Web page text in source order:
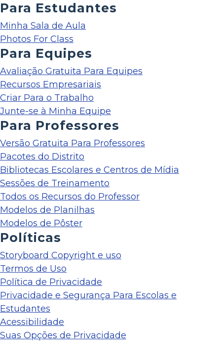
Para Estudantes
Minha Sala de Aula
Photos For Class
Para Equipes
Avaliação Gratuita Para Equipes
Recursos Empresariais
Criar Para o Trabalho
Junte-se à Minha Equipe
Para Professores
Versão Gratuita Para Professores
Pacotes do Distrito
Bibliotecas Escolares e Centros de Mídia
Sessões de Treinamento
Todos os Recursos do Professor
Modelos de Planilhas
Modelos de Pôster
Políticas
Storyboard Copyright e uso
Termos de Uso
Política de Privacidade
Privacidade e Segurança Para Escolas e
Estudantes
Acessibilidade
Suas Opções de Privacidade